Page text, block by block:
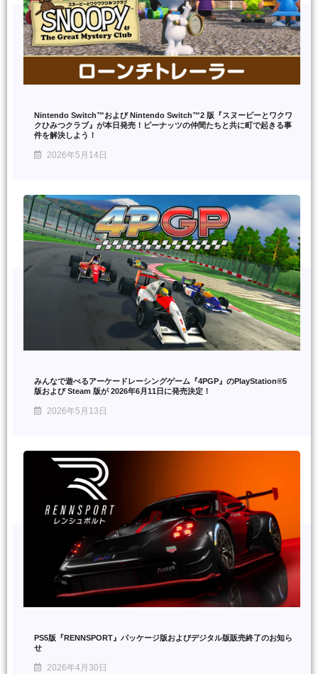
Nintendo Switch™および Nintendo Switch™2 版『スヌーピーとワクワ
クひみつクラブ』が本日発売！ピーナッツの仲間たちと共に町で起きる事
件を解決しよう！
2026年5月14日
みんなで遊べるアーケードレーシングゲーム『4PGP』のPlayStation®5
版および Steam 版が 2026年6月11日に発売決定！
2026年5月13日
PS5版『RENNSPORT』パッケージ版およびデジタル版販売終了のお知ら
せ
2026年4月30日